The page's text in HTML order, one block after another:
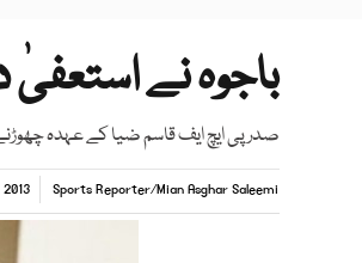
باجوہ نے
صدر پی ایچ ایف قاسم ضیا کے عہدہ
Sports Reporter/Mian Asghar Saleemi